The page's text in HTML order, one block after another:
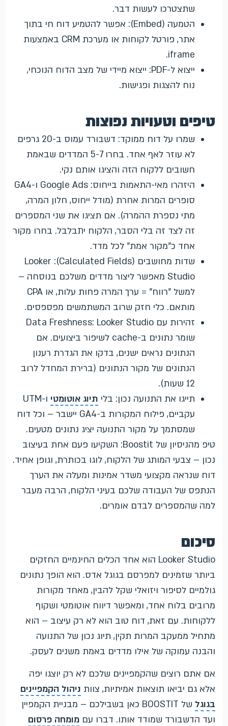
שתצטרכו לעשות דבר.
הטמעה (Embed): אפשר להטמיע דוח חי בתוך
אתר, פורטל לקוחות או מערכת CRM באמצעות
iframe.
ייצוא ל-PDF: ייצוא מיידי של מצב הדוח הנוכחי,
נוח להצגות ופגישות.
טיפים וטעויות נפוצות
שמרו על דוח ממוקד: דשבורד עמוס ב-20 גרפים
לא עוזר לאף אחד. בחרו 5-7 המדדים שבאמת
חשובים ללקוח הזה והציגו אותם נקי.
היזהרו מאי-התאמות בייחוס: Google Ads ו-GA4
סופרים המרות אחרת (מודל ייחוס, חלון המרה,
מתי נספרת ההמרה). אם תציגו את שני המספרים
זה לצד זה בלי הסבר, הלקוח יתבלבל. בחרו מקור
אחד כ"מקור אמת" לכל מדד.
שדות מחושבים (Calculated Fields): Looker
Studio מאפשר ליצור מדדים משלכם בנוסחה –
למשל "רווח" = ערך המרה פחות עלות, או CPA
מותאם. כלי חזק שרוב המשתמשים מפספסים.
זהירות עם Data Freshness: Looker Studio
שומר נתונים ב-cache לשיפור ביצועים. אם
הנתונים נראים ישנים, בדקו את הגדרת רענון
הנתונים של מקור הנתונים (ברירת המחדל לרוב
12 שעות).
תייגו את התנועה נכון: בלי תיוג אוטומטי
ו-UTM
עקביים, פילוח המקורות ב-GA4 יישבר – וכל דוח
שמסתמך על מקור התנועה יציג נתונים מטעים.
טיפ מהניסיון של Boostit: השקיעו פעם אחת בעיצוב
נכון – צבעי המותג של הלקוח, לוגו בכותרת, וגופן אחיד.
דוח שנראה מקצועי משדר אמינות ומעלה את הערך
הנתפס של העבודה שלכם בעיני הלקוח, הרבה מעבר
למה שהמספרים לבדם אומרים.
סיכום
Looker Studio הוא אחד הכלים החינמיים החזקים
ביותר שזמינים למפרסם בגוגל אדס. הוא הופך נתונים
גולמיים לסיפור ויזואלי שקל להבין, מאחד מקורות
מרובים בלוח אחד, ומאפשר דיווח אוטומטי ושקוף
ללקוחות. עם זאת, דוח טוב הוא לא רק עיצוב – הוא
מתחיל ממעקב המרות תקין, תיוג נכון של התנועה
והבנה עמוקה של אילו מדדים באמת משנים לעסק.
אם אתם רוצים שהקמפיינים שלכם לא רק יוצגו יפה
אלא גם יביאו תוצאות אמיתיות, צוות ניהול הקמפיינים
בגוגל
של BOOSTIT כאן בשבילכם – מבניית הקמפיין
ועד הדשבורד שמודד אותו. דברו עם מומחה פרסום